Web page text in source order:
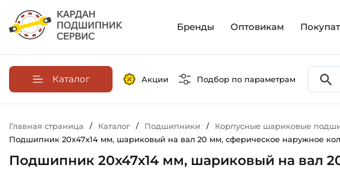
Бренды Оптовикам
Каталог Акции Подбор по параметрам
Главная страница / Каталог / Подшипники / Корпусные шариковые
Подшипник 20х47х14 мм, шариковый на вал 20 мм, сферическое наружное
Подшипник 20х47х14 мм, шариковый на вал